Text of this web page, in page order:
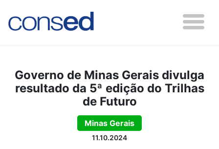
Governo de Minas Gerais divulga
resultado da 5ª edição do Trilhas
de Futuro
Minas Gerais
11.10.2024